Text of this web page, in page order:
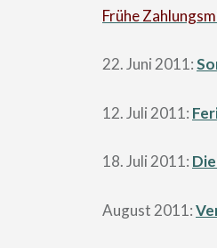
Frühe
22. Juni 2011:
12. Juli 2011:
18. Juli 2011:
August 2011: